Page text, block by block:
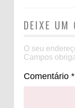
DEIXE UM
O seu
Campos
Comentário *